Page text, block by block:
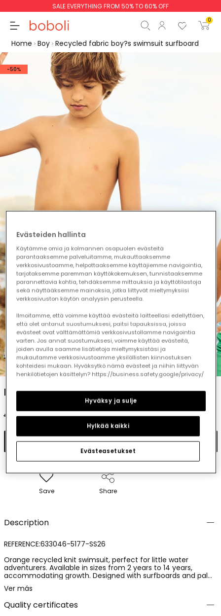
SALE EVERYTHING FROM 50% TO 60% OFF
0
Total
Home Boy Recycled fabric boy?s swimsuit surfboard
-50%
1 2 3 4 5
Recycled fabric boy?s swimsuit surfboard
€25.95 €12.95
Add to cart
Save Share
Description
REFERENCE:633046-5177-SS26
Orange recycled knit swimsuit, perfect for little water
adventurers. Available in sizes from 2 years to 14 years,
accommodating growth. Designed with surfboards and palm
trees over multicoloured stripes, it adds a tropical and fun
touch. Lightweight and comfortable recycled material, ideal
for summer. Includes an elastic waistband with an adjustable
drawstring for added security and adaptability. A sustainable
Ver más
Quality certificates
Evästeiden hallinta
Käytämme omia ja kolmannen osapuolen evästeitä
parantaaksemme palveluitamme, mukauttaaksemme
verkkosivustoamme, helpottaaksemme käyttäjiemme navigointia,
tarjotaksemme paremman käyttökokemuksen, tunnistaaksemme
parannettavia kohtia, tehdäksemme mittauksia ja käyttötilastoja
sekä näyttääksemme mainoksia, jotka liittyvät mieltymyksiisi
verkkosivuston käytön analyysin perusteella.
Ilmoitamme, että voimme käyttää evästeitä laitteellasi edellyttäen,
että olet antanut suostumuksesi, paitsi tapauksissa, joissa
evästeet ovat välttämättömiä verkkosivustollamme navigointia
varten. Jos annat suostumuksesi, voimme käyttää evästeitä,
joiden avulla saamme lisätietoja mieltymyksistäsi ja
mukautamme verkkosivustoamme yksilöllisten kiinnostuksen
kohteidesi mukaan. Hyväksytkö nämä evästeet ja niihin liittyvän
henkilötietojen käsittelyn? https://business.safety.google/privacy/
Evästeasetukset
Hylkää kaikki
Hyväksy ja sulje